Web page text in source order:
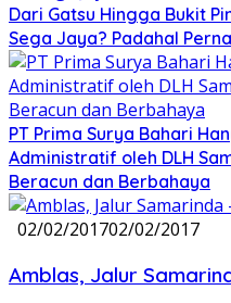
Dari Gatsu Hingga Bukit
Sega Jaya? Padahal
PT Prima Surya Bahari
Administratif oleh DLH
Beracun dan Berbahaya
02/02/201702/02/2017
Amblas, Jalur